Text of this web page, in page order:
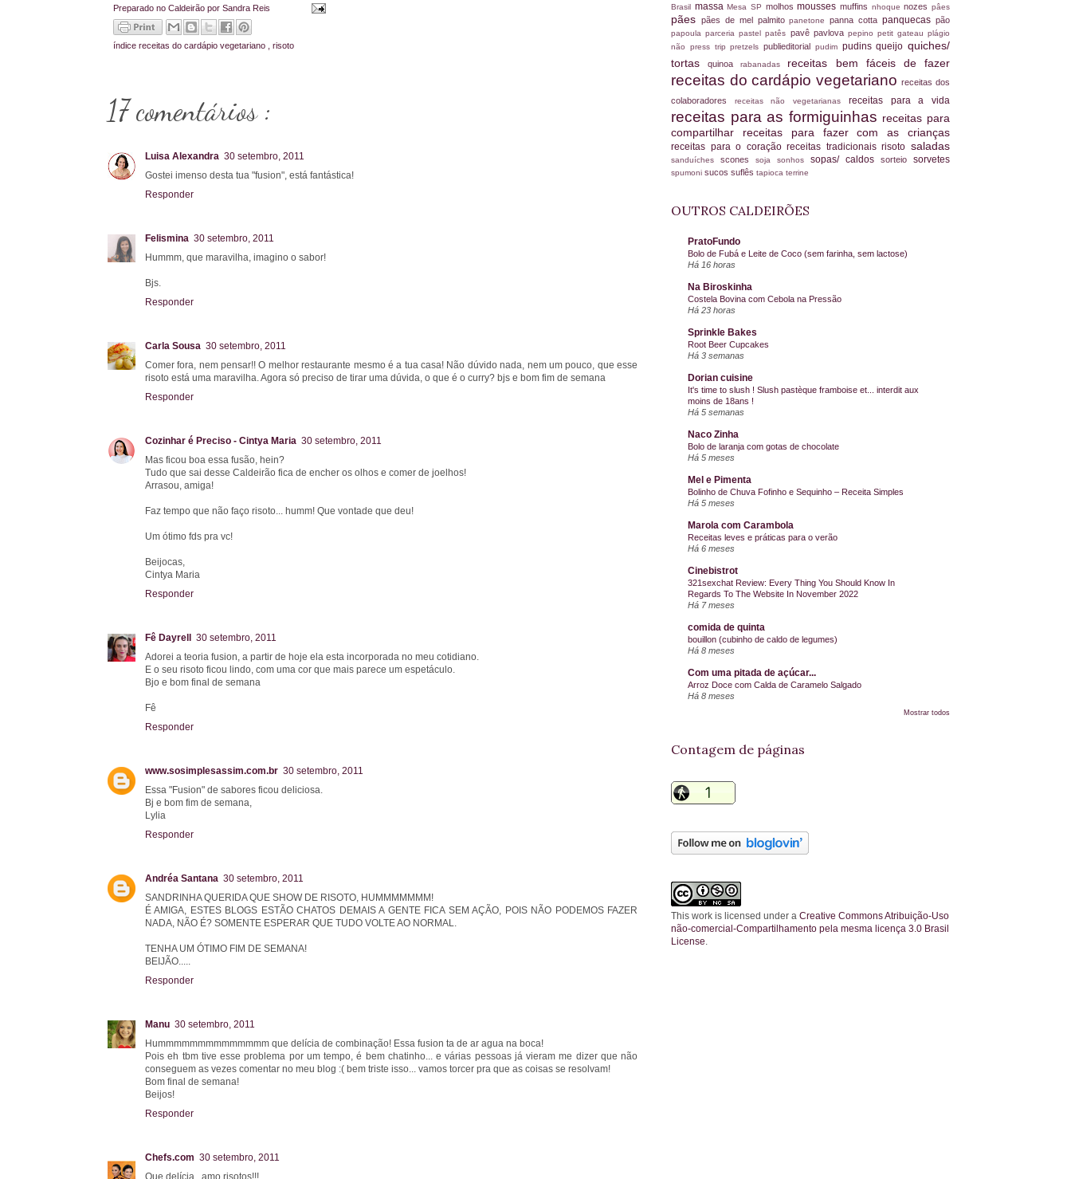
Preparado no Caldeirão por Sandra Reis
índice receitas do cardápio vegetariano risoto
17 comentários :
Luisa Alexandra 30 setembro, 2011
Gostei imenso desta tua "fusion", está fantástica!
Responder
Felismina 30 setembro, 2011
Hummm, que maravilha, imagino o sabor!
Bjs.
Responder
Carla Sousa 30 setembro, 2011
Comer fora, nem pensar!! O melhor restaurante mesmo é a tua casa! Não dúvido nada, nem um pouco, que esse
risoto está uma maravilha. Agora só preciso de tirar uma dúvida, o que é o curry? bjs e bom fim de semana
Responder
Cozinhar é Preciso - Cintya Maria 30 setembro, 2011
Mas ficou boa essa fusão, hein?
Tudo que sai desse Caldeirão fica de encher os olhos e comer de joelhos!
Arrasou, amiga!
Faz tempo que não faço risoto... humm! Que vontade que deu!
Um ótimo fds pra vc!
Beijocas,
Cintya Maria
Responder
Fê Dayrell
30 setembro, 2011
Adorei a teoria fusion, a partir de hoje ela esta incorporada no meu cotidiano.
E o seu risoto ficou lindo, com uma cor que mais parece um espetáculo.
Bjo e bom final de semana
Fê
Responder
www.sosimplesassim.com.br 30 setembro, 2011
Essa "Fusion" de sabores ficou deliciosa.
Bj e bom fim de semana,
Lylia
Responder
Andréa Santana 30 setembro, 2011
SANDRINHA QUERIDA QUE SHOW DE RISOTO, HUMMMMMMM!
É AMIGA, ESTES BLOGS ESTÃO CHATOS DEMAIS A GENTE FICA SEM AÇÃO, POIS NÃO PODEMOS FAZER
NADA, NÃO É? SOMENTE ESPERAR QUE TUDO VOLTE AO NORMAL.
TENHA UM ÓTIMO FIM DE SEMANA!
BEIJÃO.....
Responder
Manu 30 setembro, 2011
Hummmmmmmmmmmmmm que delícia de combinação! Essa fusion ta de ar agua na boca!
Pois eh tbm tive esse problema por um tempo, é bem chatinho... e várias pessoas já vieram me dizer que não
conseguem as vezes comentar no meu blog :( bem triste isso... vamos torcer pra que as coisas se resolvam!
Bom final de semana!
Beijos!
Responder
Chefs.com 30 setembro, 2011
Que delícia...amo risotos!!!
Brasil massaMesa SP molhosmoussesmuffins nhoquenozespâes
pães pães de mel palmitopanetonepanna cottapanquecaspão
papoulaparceriapastelpatês pavê pavlova pepino petit gateauplágio
não press trippretzels publieditorial pudim pudinsqueijo quiches/
tortasquinoarabanadas receitas bem fáceis de fazer
receitas do cardápio vegetarianoreceitas dos
colaboradores receitas não vegetarianas receitas para a vida
receitas para as formiguinhas receitas para
compartilhar receitas para fazer com as crianças
receitas para o coraçãoreceitas tradicionaisrisotosaladas
sanduíches scones soja sonhos sopas/ caldos sorteio sorvetes
spumoni sucos suflês tapioca terrine
OUTROS CALDEIRÕES
PratoFundo
Bolo de Fubá e Leite de Coco (sem farinha, sem lactose)
Há 16 horas
Na Biroskinha
Costela Bovina com Cebola na Pressão
Há 23 horas
Sprinkle Bakes
Root Beer Cupcakes
Há 3 semanas
Dorian cuisine
It's time to slush ! Slush pastèque framboise et... interdit aux
moins de 18ans !
Há 5 semanas
Naco Zinha
Bolo de laranja com gotas de chocolate
Há 5 meses
Mel e Pimenta
Bolinho de Chuva Fofinho e Sequinho – Receita Simples
Há 5 meses
Marola com Carambola
Receitas leves e práticas para o verão
Há 6 meses
Cinebistrot
321sexchat Review: Every Thing You Should Know In
Regards To The Website In November 2022
Há 7 meses
comida de quinta
bouillon (cubinho de caldo de legumes)
Há 8 meses
Com uma pitada de açúcar...
Arroz Doce com Calda de Caramelo Salgado
Há 8 meses
Mostrar todos
Contagem de páginas
This work is licensed under a Creative Commons Atribuição-Uso
não-comercial-Compartilhamento pela mesma licença 3.0 Brasil
License.